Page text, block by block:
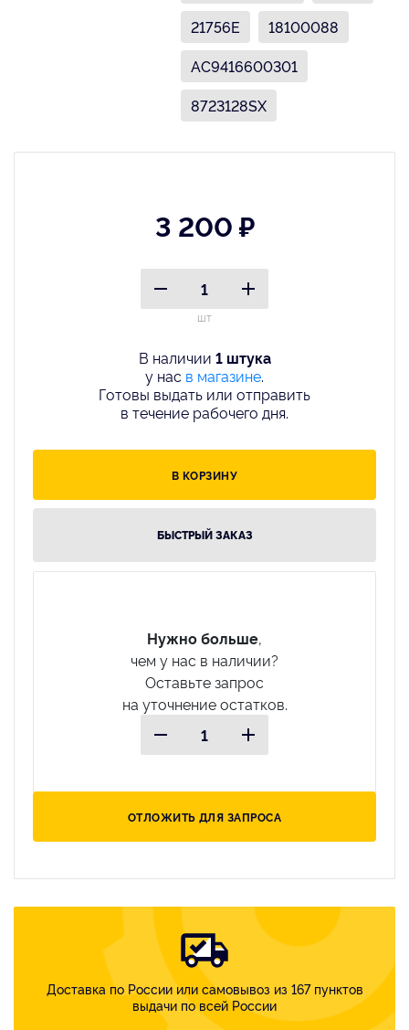
21756E
18100088
AC9416600301
8723128SX
3 200 ₽
шт
В наличии 1 штука
у нас в магазине.
Готовы выдать или отправить
в течение рабочего дня.
В КОРЗИНУ
БЫСТРЫЙ ЗАКАЗ
Нужно больше,
чем у нас в наличии?
Оставьте запрос
на уточнение остатков.
ОТЛОЖИТЬ ДЛЯ ЗАПРОСА
Доставка по России или самовывоз из 167 пунктов
выдачи по всей России